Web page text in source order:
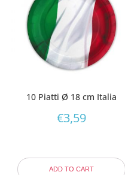
10 Piatti Ø 18 cm Italia
€3,59
ADD TO CART